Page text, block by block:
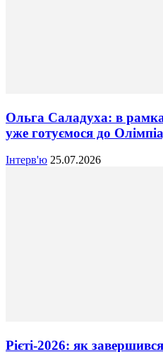
Ольга Саладуха: в
уже готуємося до
Інтерв'ю 25.07.2026
Рієті-2026: як